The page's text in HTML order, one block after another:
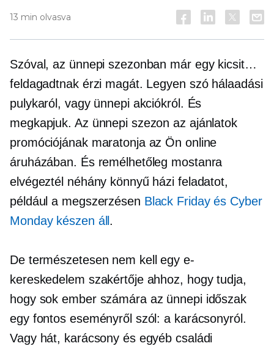
13 min olvasva
Szóval, az ünnepi szezonban már egy kicsit…
feldagadtnak érzi magát. Legyen szó hálaadási
pulykaról, vagy ünnepi akciókról. És
megkapjuk. Az ünnepi szezon az ajánlatok
promóciójának maratonja az Ön online
áruházában. És remélhetőleg mostanra
elvégeztél néhány könnyű házi feladatot,
például a megszerzésen Black Friday és Cyber
​​Monday készen áll .
De természetesen nem kell egy e-
kereskedelem szakértője ahhoz, hogy tudja,
hogy sok ember számára az ünnepi időszak
egy fontos eseményről szól: a karácsonyról.
Vagy hát, karácsony és egyéb családi